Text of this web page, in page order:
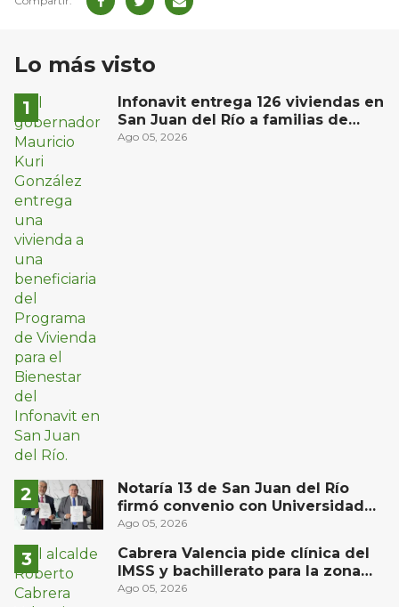
Lo más visto
Infonavit entrega 126 viviendas en
San Juan del Río a familias de
bajos ingresos
Ago 05, 2026
Notaría 13 de San Juan del Río
firmó convenio con Universidad
Privada del Bajío para recibir
Ago 05, 2026
Cabrera Valencia pide clínica del
IMSS y bachillerato para la zona
oriente de San Juan del Río
Ago 05, 2026